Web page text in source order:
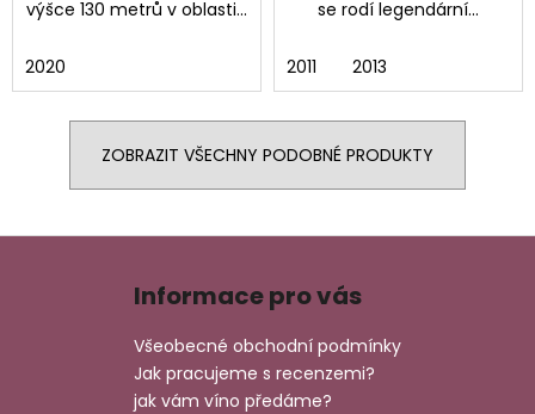
výšce 130 metrů v oblasti...
2020
se rodí legendární...
2011 2013
ZOBRAZIT VŠECHNY PODOBNÉ PRODUKTY
Z
Informace pro vás
Všeobecné obchodní podmínky
Jak pracujeme s recenzemi?
jak vám víno předáme?